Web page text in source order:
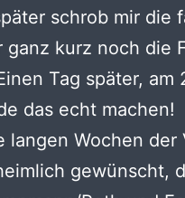
schrob mir die
ganz kurz noch die
Tag später,
das echt machen!
langen Wochen
gewünscht,